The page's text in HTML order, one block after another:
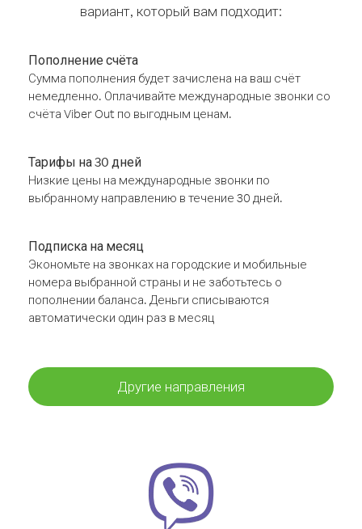
вариант, который вам подходит:
Пополнение счёта
Сумма пополнения будет зачислена на ваш счёт
немедленно. Оплачивайте международные звонки со
счёта Viber Out по выгодным ценам.
Тарифы на 30 дней
Низкие цены на международные звонки по
выбранному направлению в течение 30 дней.
Подписка на месяц
Экономьте на звонках на городские и мобильные
номера выбранной страны и не заботьтесь о
пополнении баланса. Деньги списываются
автоматически один раз в месяц
Другие направления